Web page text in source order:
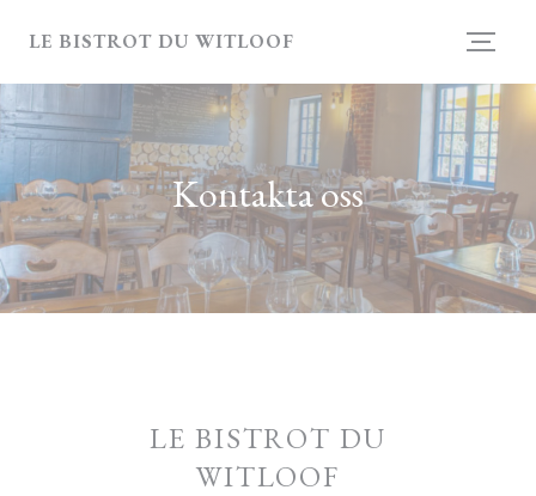
LE BISTROT DU WITLOOF
Kontakta oss
LE BISTROT DU
WITLOOF